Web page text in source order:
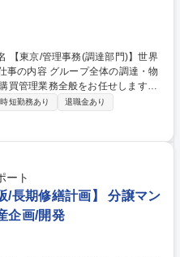
買管理業務全般をお任せします。
新組織の業務移行支援など、事業
応■取適法、独占禁止法など行
達関連業務■資材部規程の管理■設
材の作成■会議体運営 募集職
アTOP級製品多数/社内食堂あり
時短勤務あり
退職金あり
ート
/長期修繕計画】 分譲マン
企画/開発